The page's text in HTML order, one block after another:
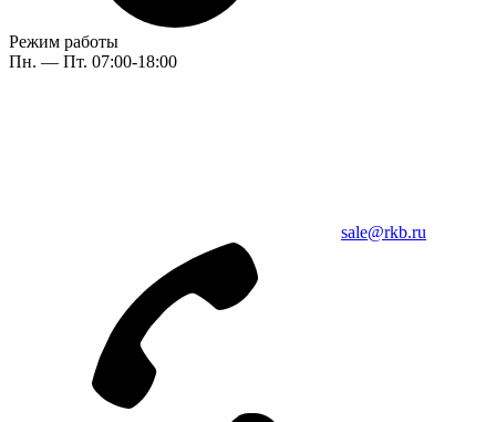
Режим работы
Пн. — Пт. 07:00-18:00
sale@rkb.ru